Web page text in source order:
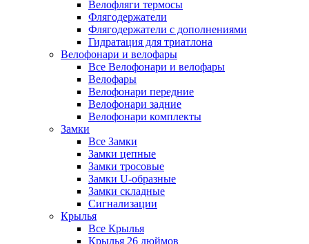
Велофляги термосы
Флягодержатели
Флягодержатели с дополнениями
Гидратация для триатлона
Велофонари и велофары
Все Велофонари и велофары
Велофары
Велофонари передние
Велофонари задние
Велофонари комплекты
Замки
Все Замки
Замки цепные
Замки тросовые
Замки U-образные
Замки складные
Сигнализации
Крылья
Все Крылья
Крылья 26 дюймов